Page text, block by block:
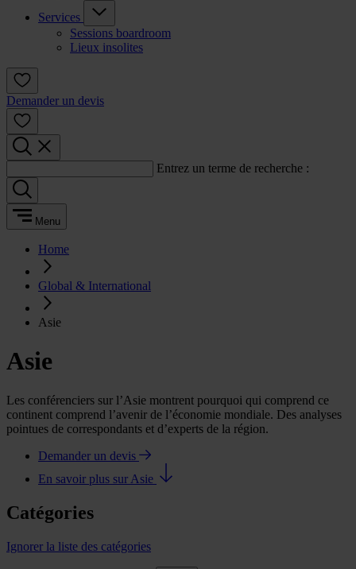
Services
Sessions boardroom
Lieux insolites
Demander un devis
Entrez un terme de recherche :
Menu
Home
Global & International
Asie
Asie
Les conférenciers sur l’Asie montrent pourquoi qui comprend ce
continent comprend l’avenir de l’économie mondiale. Des analyses
pointues de correspondants et d’experts de la région.
Demander un devis
En savoir plus sur Asie
Catégories
Ignorer la liste des catégories